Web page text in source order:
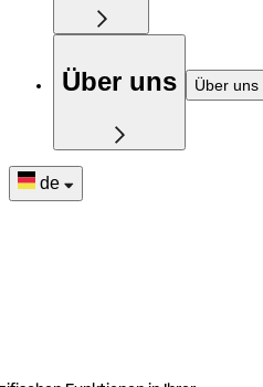
Über uns Über uns
de